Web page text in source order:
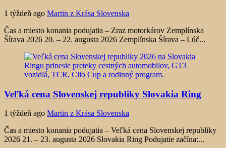
1 týždeň ago Martin z Krása Slovenska
Čas a miesto konania podujatia – Zraz motorkárov Zemplínska
Šírava 2026 20. – 22. augusta 2026 Zemplínska Šírava – Lúč...
Veľká cena Slovenskej republiky Slovakia Ring
1 týždeň ago Martin z Krása Slovenska
Čas a miesto konania podujatia – Veľká cena Slovenskej republiky
2026 21. – 23. augusta 2026 Slovakia Ring Podujatie začína:...